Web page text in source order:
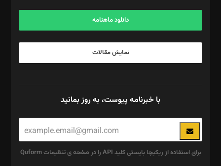
آگهی و مشترکین: ۰۹۱۹۹۹۹۰۴۵۴
دانلود ماهنامه
نمایش مقالات
با خبرنامه پیوست، به روز بمانید
برای استفاده از ریکپچا بایستی کلید API را در صفحه ی تنظیمات Quform